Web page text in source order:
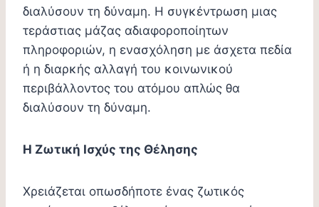
διαλύσουν τη δύναμη. Η συγκέντρωση μιας
τεράστιας μάζας αδιαφοροποίητων
πληροφοριών, η ενασχόληση με άσχετα πεδία
ή η διαρκής αλλαγή του κοινωνικού
περιβάλλοντος του ατόμου απλώς θα
διαλύσουν τη δύναμη.
Η Ζωτική Ισχύς της Θέλησης
Χρειάζεται οπωσδήποτε ένας ζωτικός